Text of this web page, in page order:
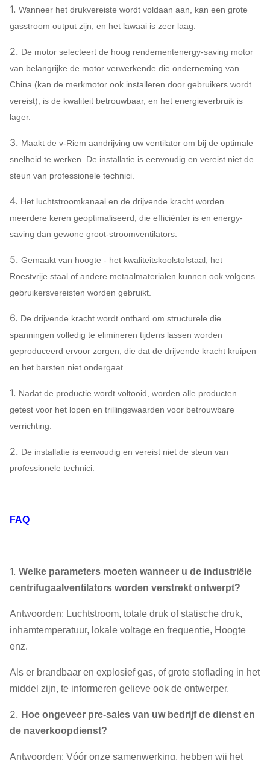
Ventilatorventilator
4A 1450 ~ 2900
4.5A 1450 ~ 2900
1. Wanneer het drukvereiste wordt voldaan aan, kan een grote
gasstroom output zijn, en het lawaai is zeer laag.
2. De motor selecteert de hoog rendementenergy-saving motor
van belangrijke de motor verwerkende die onderneming van
China (kan de merkmotor ook installeren door gebruikers wordt
vereist), is de kwaliteit betrouwbaar, en het energieverbruik is
lager.
3. Maakt de v-Riem aandrijving uw ventilator om bij de optimale
snelheid te werken. De installatie is eenvoudig en vereist niet de
steun van professionele technici.
4. Het luchtstroomkanaal en de drijvende kracht worden
meerdere keren geoptimaliseerd, die efficiënter is en energy-
saving dan gewone groot-stroomventilators.
5. Gemaakt van hoogte - het kwaliteitskoolstofstaal, het
Roestvrije staal of andere metaalmaterialen kunnen ook volgens
gebruikersvereisten worden gebruikt.
6. De drijvende kracht wordt onthard om structurele die
spanningen volledig te elimineren tijdens lassen worden
geproduceerd ervoor zorgen, die dat de drijvende kracht kruipen
en het barsten niet ondergaat.
1. Nadat de productie wordt voltooid, worden alle producten
getest voor het lopen en trillingswaarden voor betrouwbare
verrichting.
2. De installatie is eenvoudig en vereist niet de steun van
professionele technici.
FAQ
1. Welke parameters moeten wanneer u de industriële
centrifugaalventilators worden verstrekt ontwerpt?
Antwoorden: Luchtstroom, totale druk of statische druk,
inhamtemperatuur, lokale voltage en frequentie, Hoogte
enz.
Als er brandbaar en explosief gas, of grote stoflading in het
middel zijn, te informeren gelieve ook de ontwerper.
2. Hoe ongeveer pre-sales van uw bedrijf de dienst en
de naverkoopdienst?
Antwoorden: Vóór onze samenwerking, hebben wij het